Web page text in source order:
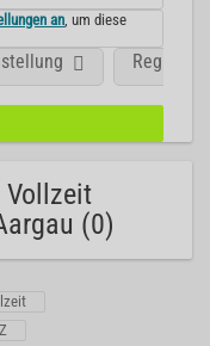
an , um diese
Region
(0)